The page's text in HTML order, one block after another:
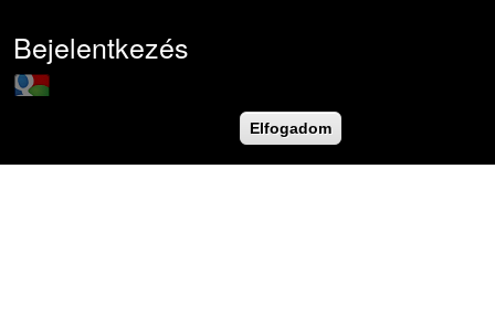
Bejelentkezés
Login with Google
Elfogadom